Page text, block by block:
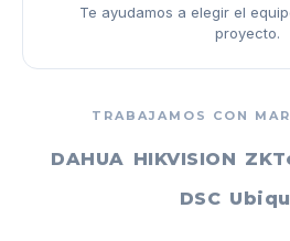
Te ayudamos a elegir el
proyecto.
TRABAJAMOS CON
DAHUA HIKVISION
DSC